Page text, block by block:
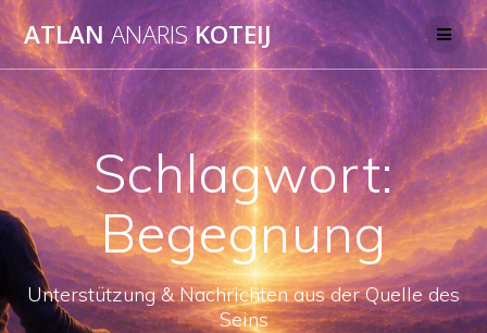
Skip
to
content
ATLAN ANARISKOTEIJ
Schlagwort:
Begegnung
Unterstützung & Nachrichten aus der Quelle des
Seins